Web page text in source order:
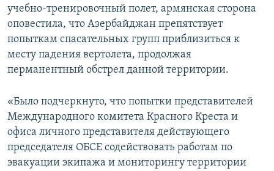
Русский
Все сайты Радио Азатутюн
учебно-тренировочный полет, армянская сторона
оповестила, что Азербайджан препятствует
попыткам спасательных групп приблизиться к
месту падения вертолета, продолжая
перманентный обстрел данной территории.
«Было подчеркнуто, что попытки представителей
Международного комитета Красного Креста и
офиса личного представителя действующего
председателя ОБСЕ содействовать работам по
эвакуации экипажа и мониторингу территории